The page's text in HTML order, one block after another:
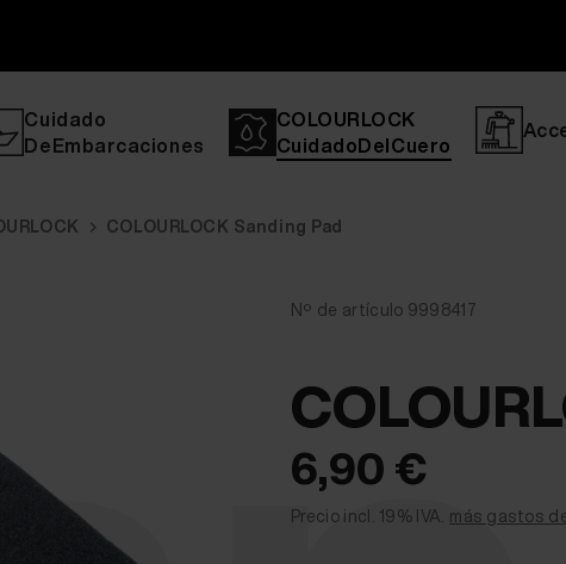
Cuidado
DeEmbarcaciones
COLOURLOCK
CuidadoDelCuero
COLOURLOCK Sanding Pad
Nº de artículo 9998417
6,90 €
Precio incl. 19% IVA. más gastos